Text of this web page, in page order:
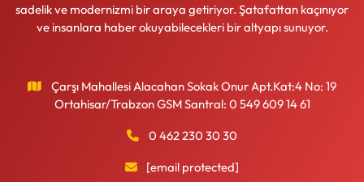
sadelik ve modernizmi bir araya getiriyor. Şatafattan kaçınıyor
ve insanlara haber okuyabilecekleri bir altyapı sunuyor.
Çarşı Mahallesi Alacahan Sokak Onur Apt.Kat:4 No: 19
Ortahisar/Trabzon GSM Santral: 0 549 609 14 61
0 462 230 30 30
[email protected]